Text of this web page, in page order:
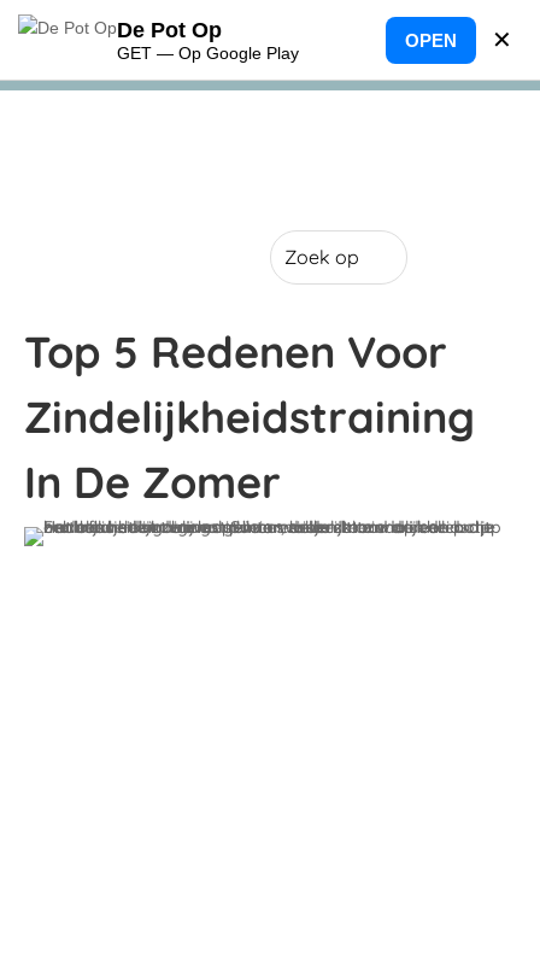
Top 5 Redenen Voor
Zindelijkheidstraining
In De Zomer
De Pot Op
GET — Op Google Play
OPEN ✕